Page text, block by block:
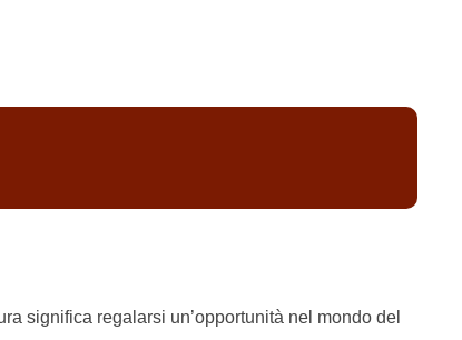
significa regalarsi un’opportunità nel mondo del